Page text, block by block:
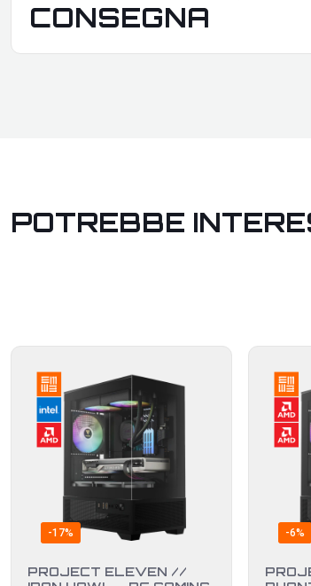
CONSEGNA
POTREBBE
-17%
PROJECT ELEVEN //
-6%